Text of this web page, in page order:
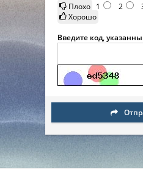
Плохо 1 2
Хорошо
Введите код,